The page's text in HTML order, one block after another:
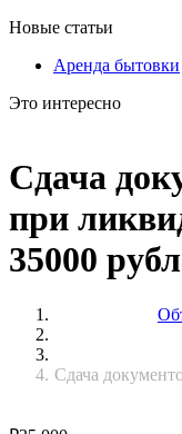
Новые статьи
Аренда бытовки
Это интересно
Сдача
при
35000
Сдача